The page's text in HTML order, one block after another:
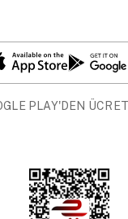
PLAY'DEN